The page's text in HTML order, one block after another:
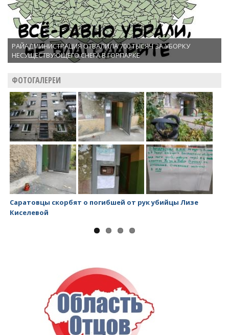
РАЙАДМИНИСТРАЦИЯ ОТВАЛИЛА 700 ТЫСЯЧ ЗА УБОРКУ
НЕСУЩЕСТВУЮЩЕГО СНЕГА В ГОРПАРКЕ
ФОТОГАЛЕРЕИ
Саратовцы скорбят о погибшей от рук убийцы Лизе
Киселевой